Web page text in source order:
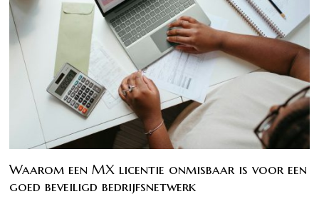
Waarom een MX licentie onmisbaar is voor een
goed beveiligd bedrijfsnetwerk